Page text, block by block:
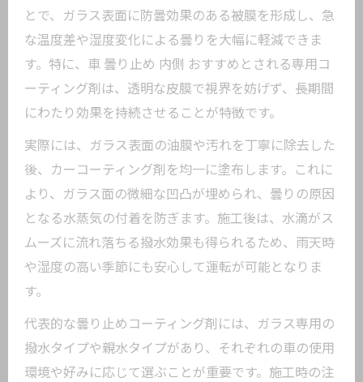
とで、ガラス表面に防曇効果のある被膜を形成し、急
な温度差や湿度変化による曇りを大幅に軽減できま
す。特に、車 曇り止め 内側 おすすめとされる専用コ
ーティング剤は、透明な皮膜で視界を妨げず、長期間
にわたり効果を持続させることが特徴です。
実際には、ガラス表面の油膜や汚れを丁寧に除去した
後、カーコーティング剤を均一に塗布します。これに
より、ガラス面の微細な凹凸が埋められ、曇りの原因
となる水蒸気の付着を防ぎます。施工後は、水滴がス
ムーズに流れ落ちる撥水効果も得られるため、雨天時
や湿度の高い季節にも安心して運転が可能となりま
す。
代表的な曇り止めコーティング剤には、ガラス専用の
撥水タイプや親水タイプがあり、それぞれの車の使用
環境や好みに応じて選ぶことが重要です。施工時の注